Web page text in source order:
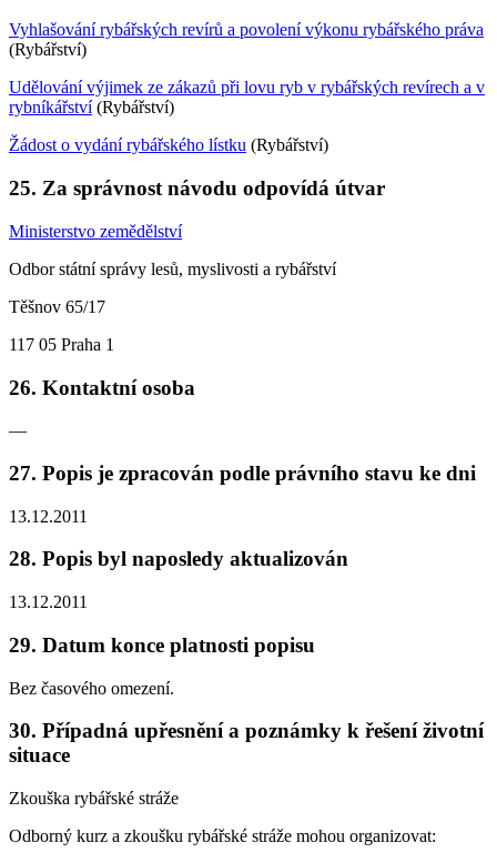
Vyhlašování rybářských revírů a povolení výkonu rybářského práva
(Rybářství)
Udělování výjimek ze zákazů při lovu ryb v rybářských revírech a v
rybníkářství(Rybářství)
Žádost o vydání rybářského lístku (Rybářství)
25. Za správnost návodu odpovídá útvar
Ministerstvo zemědělství
Odbor státní správy lesů, myslivosti a rybářství
Těšnov 65/17
117 05 Praha 1
26. Kontaktní osoba
—
27. Popis je zpracován podle právního stavu ke dni
13.12.2011
28. Popis byl naposledy aktualizován
13.12.2011
29. Datum konce platnosti popisu
Bez časového omezení.
30. Případná upřesnění a poznámky k řešení životní
situace
Zkouška rybářské stráže
Odborný kurz a zkoušku rybářské stráže mohou organizovat: